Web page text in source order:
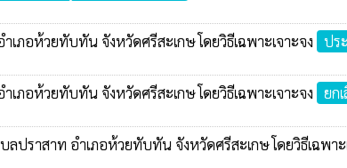
ภอห้วยทับทัน จังหวัดศรีสะเกษ โดยวิธีเฉพาะเจาะจง ปร
ภอห้วยทับทัน จังหวัดศรีสะเกษ โดยวิธีเฉพาะเจาะจง ยก
ราสาท อำเภอห้วยทับทัน จังหวัดศรีสะเกษ โดยวิธีเฉพาะ